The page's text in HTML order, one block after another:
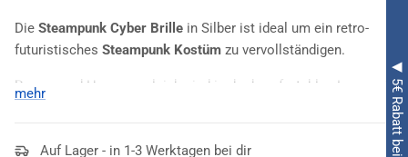
Die Steampunk Cyber Brille in Silber ist ideal um ein retro-
futuristisches Steampunk Kostüm zu vervollständigen.
Damen und Herren zugleich sind in der komfortablen Lage, mit
kommt im Used-Look daher, da ihre Ränder
mehr
Auf Lager - in 1-3 Werktagen bei dir